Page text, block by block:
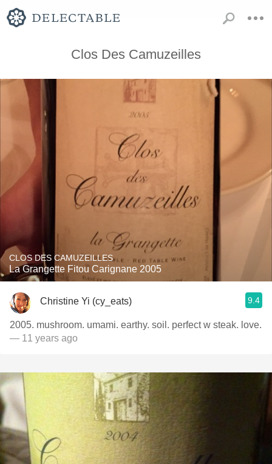
Clos Des Camuzeilles
CLOS DES CAMUZEILLES
La Grangette Fitou Carignane 2005
Christine Yi (cy_eats) 9.4
2005. mushroom. umami. earthy. soil. perfect w steak. love.
— 11 years ago